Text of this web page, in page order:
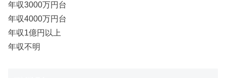
年収3000万円台
年収4000万円台
年収1億円以上
年収不明